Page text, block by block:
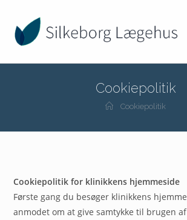
Cookiepolitik
Cookiepolitik
Cookiepolitik for klinikkens hjemmeside
Første gang du besøger klinikkens
anmodet om at give samtykke til brugen